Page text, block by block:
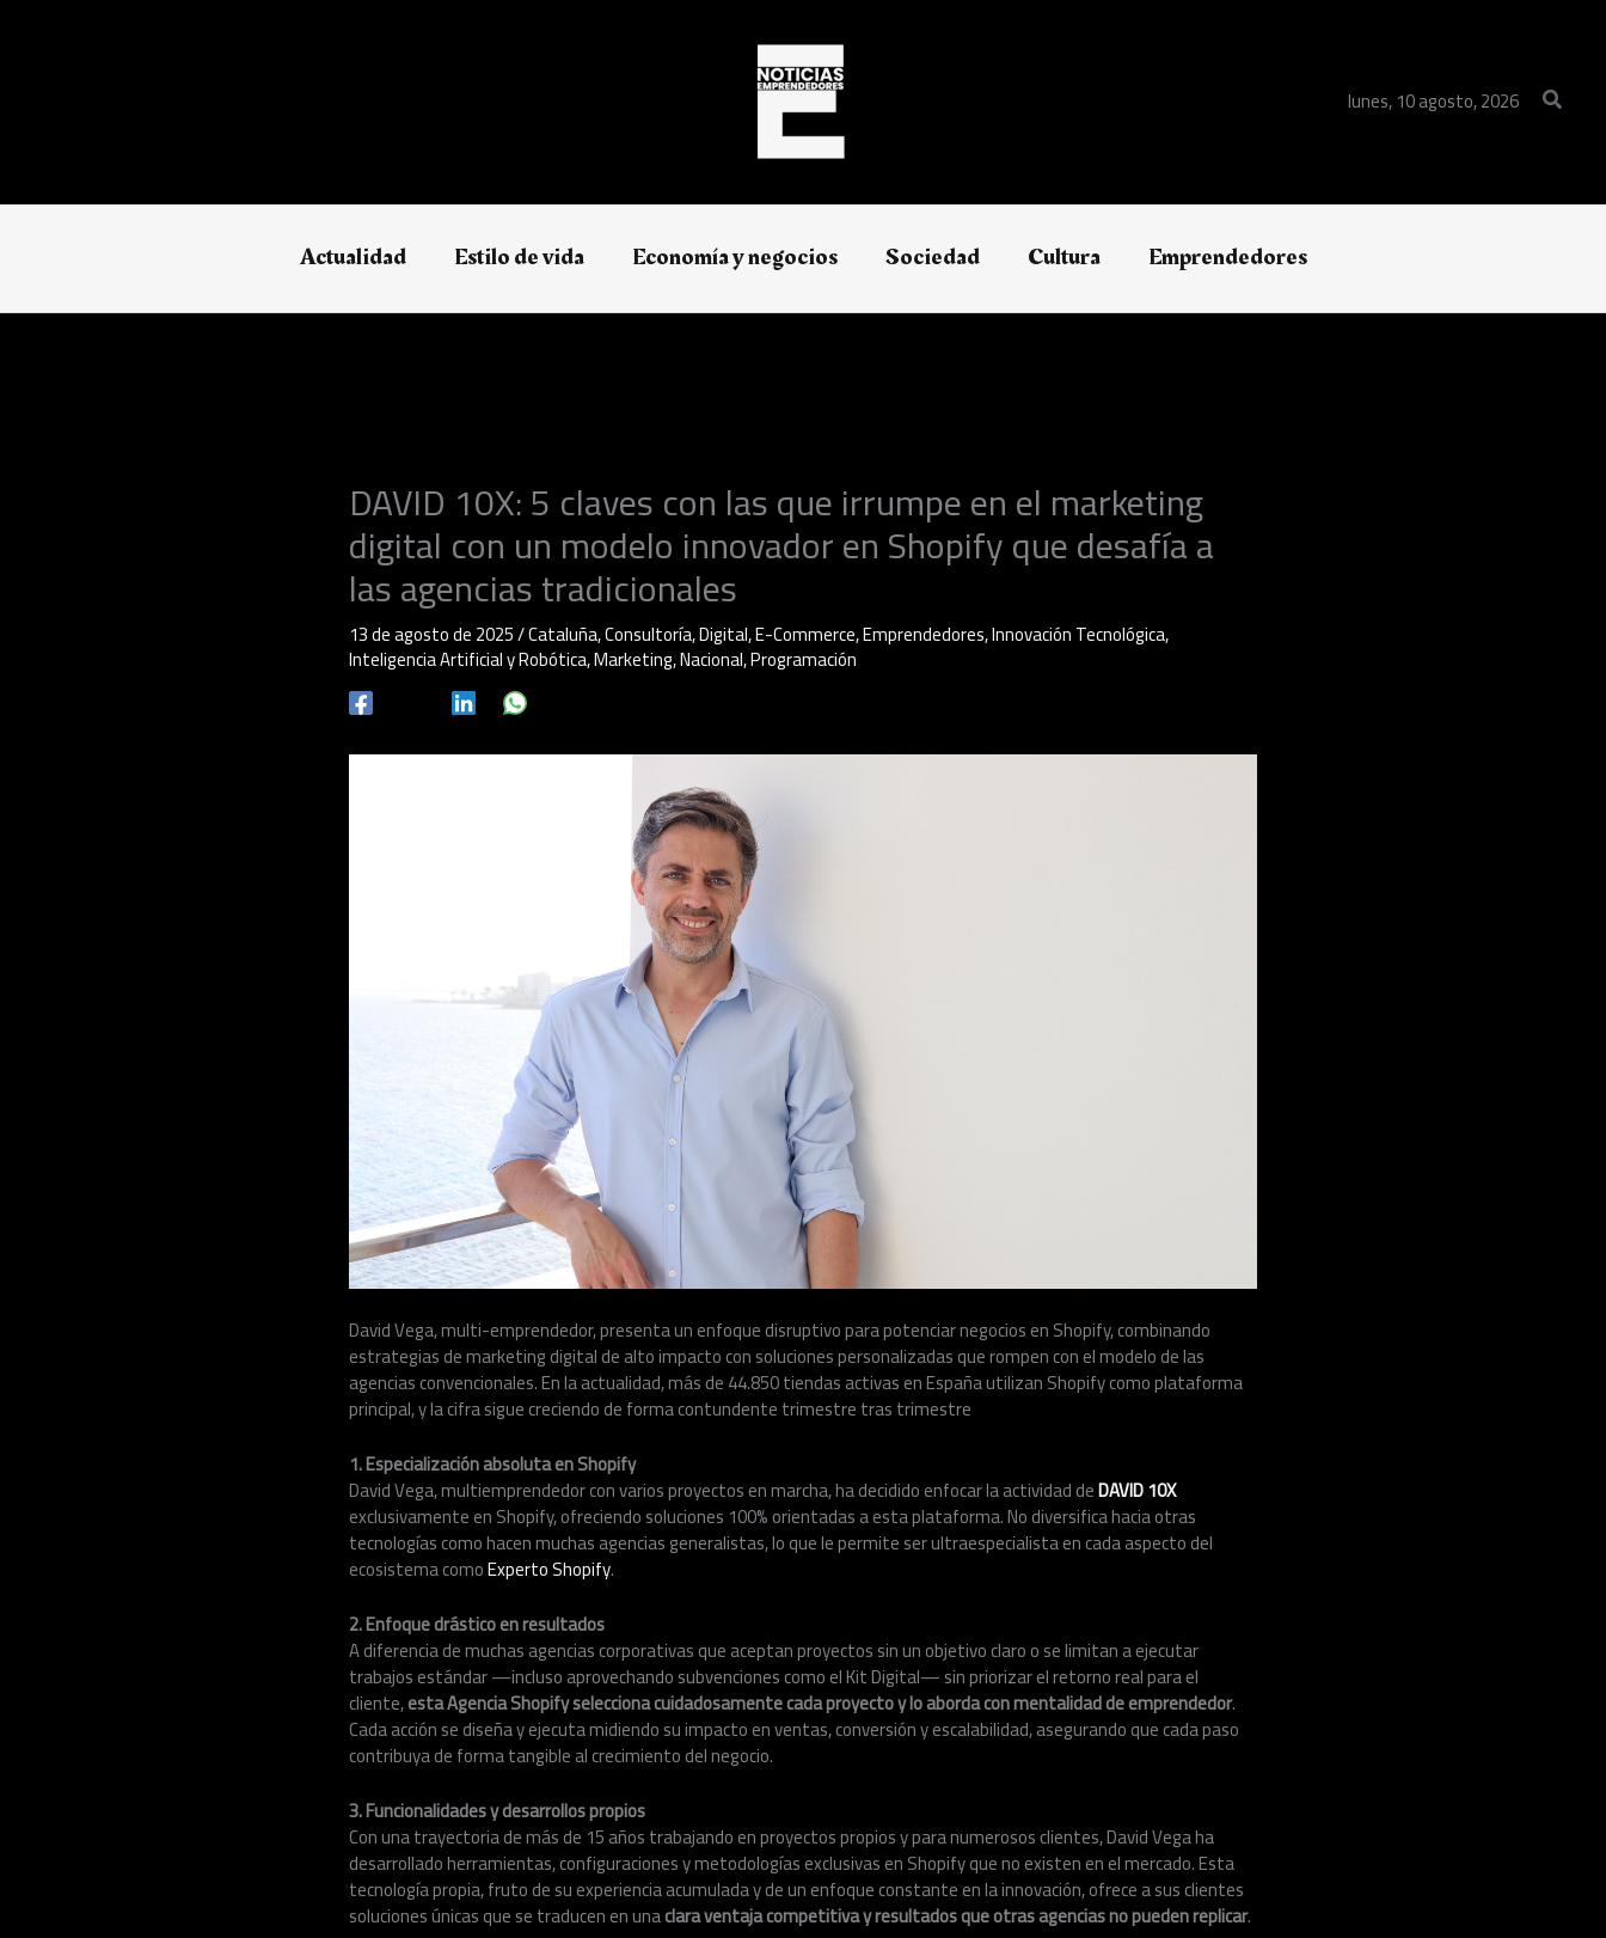
lunes, 10 agosto, 2026
Buscar
Actualidad Estilo de vida Economía y negocios​ Sociedad Cultura Emprendedores
DAVID 10X: 5 claves con las que irrumpe en el marketing
digital con un modelo innovador en Shopify que desafía a
las agencias tradicionales
13 de agosto de 2025/Cataluña,Consultoría,Digital,E-Commerce,Emprendedores,Innovación Tecnológica,
Inteligencia Artificial y Robótica,Marketing,Nacional,Programación
David Vega, multi-emprendedor, presenta un enfoque disruptivo para potenciar negocios en Shopify, combinando
estrategias de marketing digital de alto impacto con soluciones personalizadas que rompen con el modelo de las
agencias convencionales. En la actualidad, más de 44.850 tiendas activas en España utilizan Shopify como plataforma
principal, y la cifra sigue creciendo de forma contundente trimestre tras trimestre
1. Especialización absoluta en Shopify
David Vega, multiemprendedor con varios proyectos en marcha, ha decidido enfocar la actividad deDAVID 10X
exclusivamente en Shopify, ofreciendo soluciones 100% orientadas a esta plataforma. No diversifica hacia otras
tecnologías como hacen muchas agencias generalistas, lo que le permite ser ultraespecialista en cada aspecto del
ecosistema comoExperto Shopify.
2. Enfoque drástico en resultados
A diferencia de muchas agencias corporativas que aceptan proyectos sin un objetivo claro o se limitan a ejecutar
trabajos estándar —incluso aprovechando subvenciones como el Kit Digital— sin priorizar el retorno real para el
cliente,esta Agencia Shopify selecciona cuidadosamente cada proyecto y lo aborda con mentalidad de emprendedor.
Cada acción se diseña y ejecuta midiendo su impacto en ventas, conversión y escalabilidad, asegurando que cada paso
contribuya de forma tangible al crecimiento del negocio.
3. Funcionalidades y desarrollos propios
Con una trayectoria de más de 15 años trabajando en proyectos propios y para numerosos clientes, David Vega ha
desarrollado herramientas, configuraciones y metodologías exclusivas en Shopify que no existen en el mercado. Esta
tecnología propia, fruto de su experiencia acumulada y de un enfoque constante en la innovación, ofrece a sus clientes
soluciones únicas que se traducen en unaclara ventaja competitiva y resultados que otras agencias no pueden replicar.